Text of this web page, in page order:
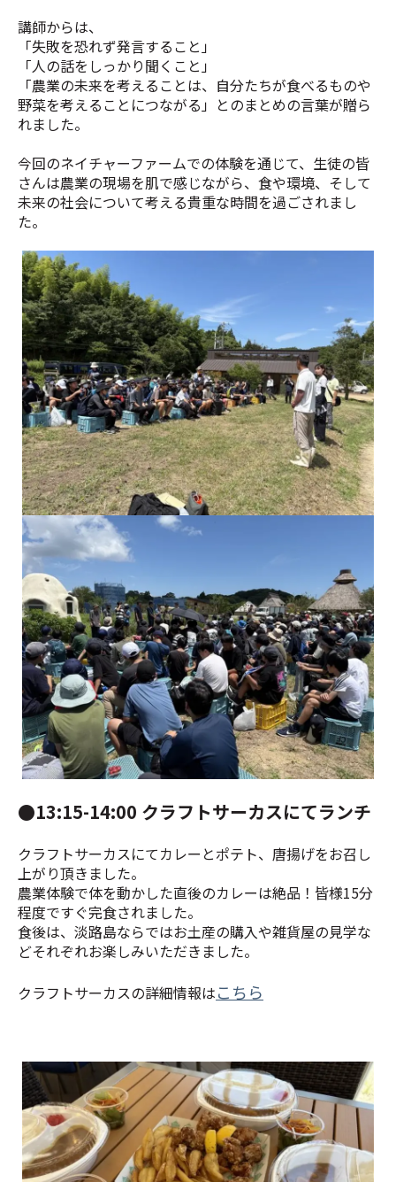
講師からは、
「失敗を恐れず発言すること」
「人の話をしっかり聞くこと」
「農業の未来を考えることは、自分たちが食べるものや
野菜を考えることにつながる」とのまとめの言葉が贈ら
れました。
今回のネイチャーファームでの体験を通じて、生徒の皆
さんは農業の現場を肌で感じながら、食や環境、そして
未来の社会について考える貴重な時間を過ごされまし
た。
「これからの農業」についての問いかけ
班ごとに発表する様子
●13:15-14:00 クラフトサーカスにてランチ
クラフトサーカスにてカレーとポテト、唐揚げをお召し
上がり頂きました。
農業体験で体を動かした直後のカレーは絶品！皆様15分
程度ですぐ完食されました。
食後は、淡路島ならではお土産の購入や雑貨屋の見学な
どそれぞれお楽しみいただきました。
クラフトサーカスの詳細情報はこちら